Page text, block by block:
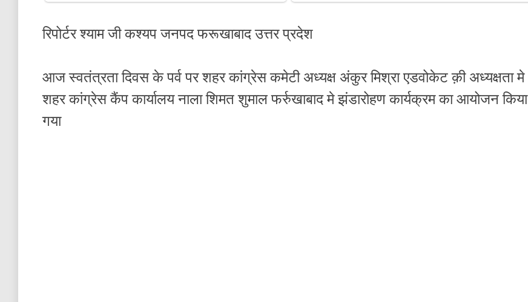
रिपोर्टर श्याम जी कश्यप जनपद फरूखाबाद उत्तर प्रदेश
आज स्वतंत्रता दिवस के पर्व पर शहर कांग्रेस कमेटी अध्यक्ष अंकुर मिश्रा एडवोकेट क़ी अध्यक्षता मे
शहर कांग्रेस कैंप कार्यालय नाला शिमत शुमाल फर्रुखाबाद मे झंडारोहण कार्यक्रम का आयोजन किया
गया